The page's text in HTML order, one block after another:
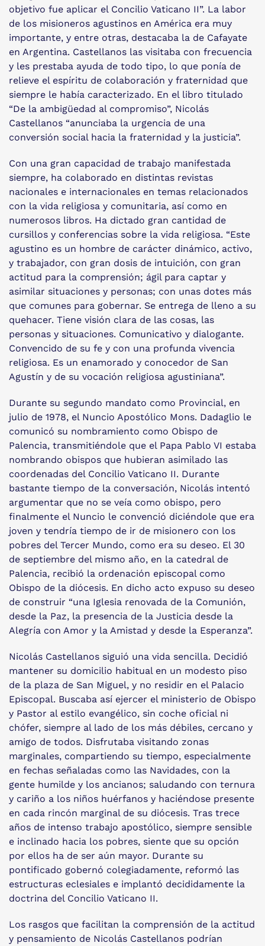
objetivo fue aplicar el Concilio Vaticano II”. La labor
de los misioneros agustinos en América era muy
importante, y entre otras, destacaba la de Cafayate
en Argentina. Castellanos las visitaba con frecuencia
y les prestaba ayuda de todo tipo, lo que ponía de
relieve el espíritu de colaboración y fraternidad que
siempre le había caracterizado. En el libro titulado
“De la ambigüedad al compromiso”, Nicolás
Castellanos “anunciaba la urgencia de una
conversión social hacia la fraternidad y la justicia”.
Con una gran capacidad de trabajo manifestada
siempre, ha colaborado en distintas revistas
nacionales e internacionales en temas relacionados
con la vida religiosa y comunitaria, así como en
numerosos libros. Ha dictado gran cantidad de
cursillos y conferencias sobre la vida religiosa. “Este
agustino es un hombre de carácter dinámico, activo,
y trabajador, con gran dosis de intuición, con gran
actitud para la comprensión; ágil para captar y
asimilar situaciones y personas; con unas dotes más
que comunes para gobernar. Se entrega de lleno a su
quehacer. Tiene visión clara de las cosas, las
personas y situaciones. Comunicativo y dialogante.
Convencido de su fe y con una profunda vivencia
religiosa. Es un enamorado y conocedor de San
Agustín y de su vocación religiosa agustiniana”.
Durante su segundo mandato como Provincial, en
julio de 1978, el Nuncio Apostólico Mons. Dadaglio le
comunicó su nombramiento como Obispo de
Palencia, transmitiéndole que el Papa Pablo VI estaba
nombrando obispos que hubieran asimilado las
coordenadas del Concilio Vaticano II. Durante
bastante tiempo de la conversación, Nicolás intentó
argumentar que no se veía como obispo, pero
finalmente el Nuncio le convenció diciéndole que era
joven y tendría tiempo de ir de misionero con los
pobres del Tercer Mundo, como era su deseo. El 30
de septiembre del mismo año, en la catedral de
Palencia, recibió la ordenación episcopal como
Obispo de la diócesis. En dicho acto expuso su deseo
de construir “una Iglesia renovada de la Comunión,
desde la Paz, la presencia de la Justicia desde la
Alegría con Amor y la Amistad y desde la Esperanza”.
Nicolás Castellanos siguió una vida sencilla. Decidió
mantener su domicilio habitual en un modesto piso
de la plaza de San Miguel, y no residir en el Palacio
Episcopal. Buscaba así ejercer el ministerio de Obispo
y Pastor al estilo evangélico, sin coche oficial ni
chófer, siempre al lado de los más débiles, cercano y
amigo de todos. Disfrutaba visitando zonas
marginales, compartiendo su tiempo, especialmente
en fechas señaladas como las Navidades, con la
gente humilde y los ancianos; saludando con ternura
y cariño a los niños huérfanos y haciéndose presente
en cada rincón marginal de su diócesis. Tras trece
años de intenso trabajo apostólico, siempre sensible
e inclinado hacia los pobres, siente que su opción
por ellos ha de ser aún mayor. Durante su
pontificado gobernó colegiadamente, reformó las
estructuras eclesiales e implantó decididamente la
doctrina del Concilio Vaticano II.
Los rasgos que facilitan la comprensión de la actitud
y pensamiento de Nicolás Castellanos podrían